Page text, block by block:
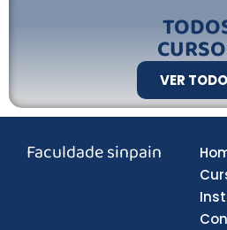
VER
Faculdade sinpain